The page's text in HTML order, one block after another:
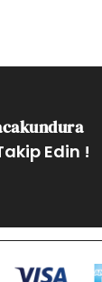
Edin !